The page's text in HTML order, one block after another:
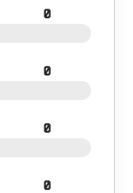
0
0
0
0